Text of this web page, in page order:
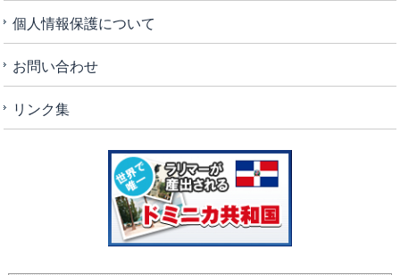
個人情報保護について
お問い合わせ
リンク集